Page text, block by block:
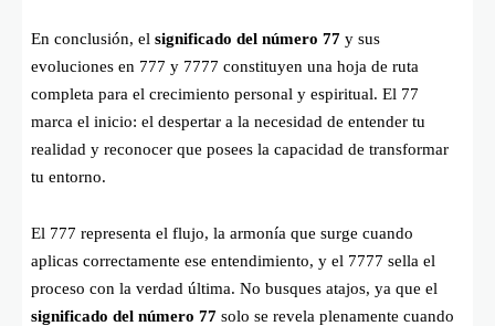
En conclusión, el significado del número 77 y sus
evoluciones en 777 y 7777 constituyen una hoja de ruta
completa para el crecimiento personal y espiritual. El 77
marca el inicio: el despertar a la necesidad de entender tu
realidad y reconocer que posees la capacidad de transformar
tu entorno.
El 777 representa el flujo, la armonía que surge cuando
aplicas correctamente ese entendimiento, y el 7777 sella el
proceso con la verdad última. No busques atajos, ya que el
significado del número 77 solo se revela plenamente cuando